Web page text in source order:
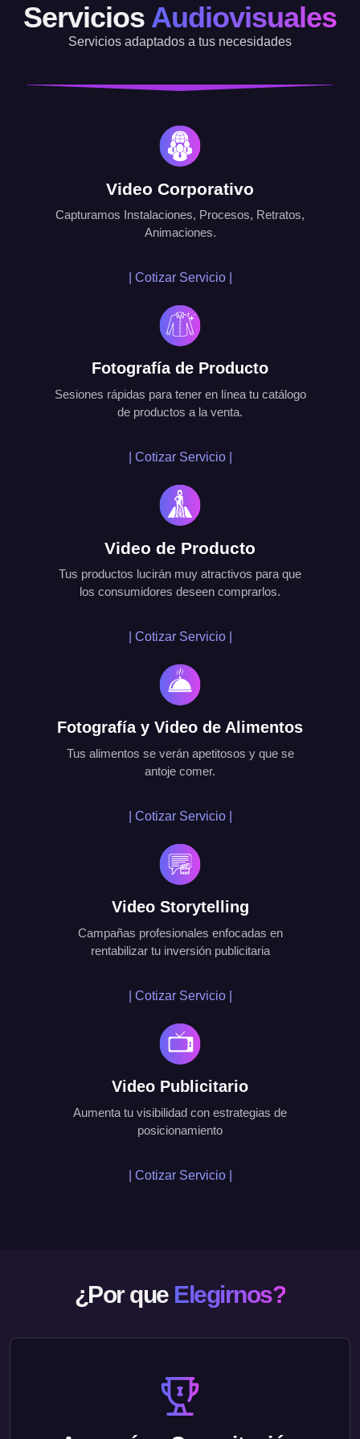
Servicios Audiovisuales
Servicios adaptados a tus necesidades
Video Corporativo
Capturamos Instalaciones, Procesos, Retratos,
Animaciones.
| Cotizar Servicio |
Fotografía de Producto
Sesiones rápidas para tener en línea tu catálogo
de productos a la venta.
| Cotizar Servicio |
Video de Producto
Tus productos lucirán muy atractivos para que
los consumidores deseen comprarlos.
| Cotizar Servicio |
Fotografía y Video de Alimentos
Tus alimentos se verán apetitosos y que se
antoje comer.
| Cotizar Servicio |
Video Storytelling
Campañas profesionales enfocadas en
rentabilizar tu inversión publicitaria
| Cotizar Servicio |
Video Publicitario
Aumenta tu visibilidad con estrategias de
posicionamiento
| Cotizar Servicio |
¿Por que Elegirnos?